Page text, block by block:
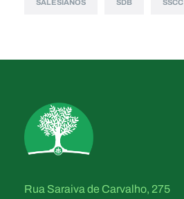
Rua Saraiva de Carvalho, 275